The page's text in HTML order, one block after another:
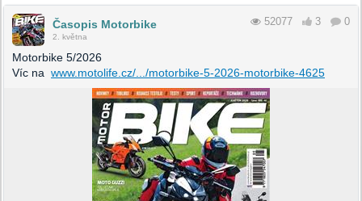
Časopis Motorbike
2. května
52077 3 0
Motorbike 5/2026
Víc na www.motolife.cz/.../motorbike-5-2026-motorbike-4625